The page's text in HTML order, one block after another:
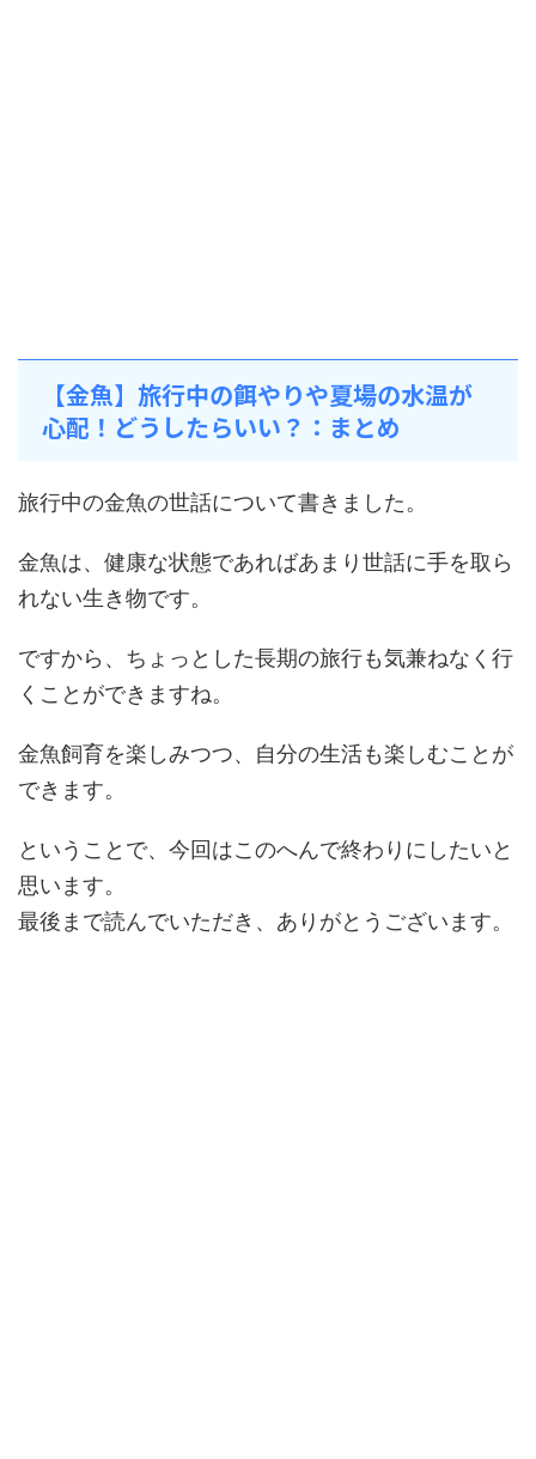
【金魚】旅行中の餌やりや夏場の水温が
心配！どうしたらいい？：まとめ
旅行中の金魚の世話について書きました。
金魚は、健康な状態であればあまり世話に手を取ら
れない生き物です。
ですから、ちょっとした長期の旅行も気兼ねなく行
くことができますね。
金魚飼育を楽しみつつ、自分の生活も楽しむことが
できます。
ということで、今回はこのへんで終わりにしたいと
思います。
最後まで読んでいただき、ありがとうございます。